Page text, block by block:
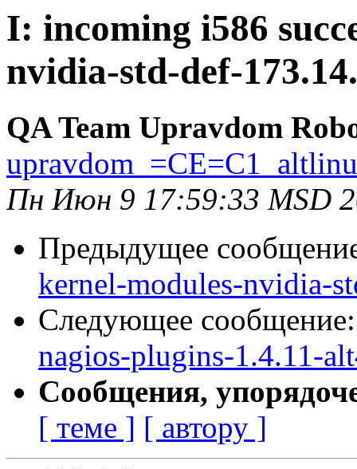
I: incoming i586
nvidia-std-def-
QA Team Upravdom
Пн Июн 9 17:59:33 MSD
Предыдущее
kernel-modules-nvidia-
Следующее
nagios-plugins-1.4.11-
Сообщения,
[ теме ] [ автору ]